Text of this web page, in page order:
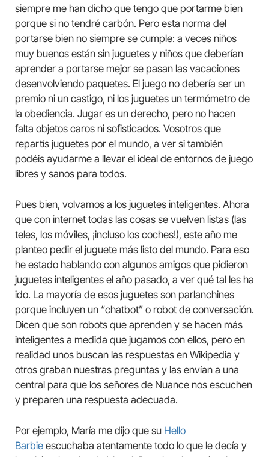
siempre me han dicho que tengo que portarme bien
porque si no tendré carbón. Pero esta norma del
portarse bien no siempre se cumple: a veces niños
muy buenos están sin juguetes y niños que deberían
aprender a portarse mejor se pasan las vacaciones
desenvolviendo paquetes. El juego no debería ser un
premio ni un castigo, ni los juguetes un termómetro de
la obediencia. Jugar es un derecho, pero no hacen
falta objetos caros ni sofisticados. Vosotros que
repartís juguetes por el mundo, a ver si también
podéis ayudarme a llevar el ideal de entornos de juego
libres y sanos para todos.
Pues bien, volvamos a los juguetes inteligentes. Ahora
que con internet todas las cosas se vuelven listas (las
teles, los móviles, ¡incluso los coches!), este año me
planteo pedir el juguete más listo del mundo. Para eso
he estado hablando con algunos amigos que pidieron
juguetes inteligentes el año pasado, a ver qué tal les ha
ido. La mayoría de esos juguetes son parlanchines
porque incluyen un “chatbot” o robot de conversación.
Dicen que son robots que aprenden y se hacen más
inteligentes a medida que jugamos con ellos, pero en
realidad unos buscan las respuestas en Wikipedia y
otros graban nuestras preguntas y las envían a una
central para que los señores de Nuance nos escuchen
y preparen una respuesta adecuada.
Por ejemplo, María me dijo que su Hello
Barbie escuchaba atentamente todo lo que le decía y